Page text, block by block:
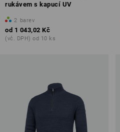
rukávem s kapucí UV
2 barev
od 1 043,02 Kč
(vč. DPH) od 10 ks